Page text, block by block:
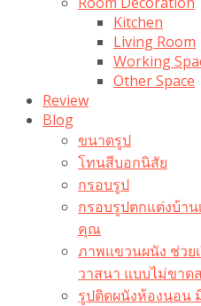
Kitchen
Living Room
Working
Other Space
Review
Blog
ขนาดรูป
โทนสีบอกนิสัย
กรอบรูป
กรอบรูปตกแต่งบ้าน
คุณ
ภาพแขวนผนัง ช่วย
วาสนา แบบไม่ขาด
รูปติดผนังห้องนอน